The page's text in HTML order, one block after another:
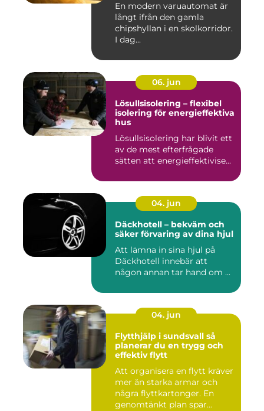
En modern varuautomat är
långt ifrån den gamla
chipshyllan i en skolkorridor.
I dag...
06. jun
Lösullsisolering – flexibel
isolering för energieffektiva
hus
Lösullsisolering har blivit ett
av de mest efterfrågade
sätten att energieffektivise...
04. jun
Däckhotell – bekväm och
säker förvaring av dina hjul
Att lämna in sina hjul på
Däckhotell innebär att
någon annan tar hand om ...
04. jun
Flytthjälp i sundsvall så
planerar du en trygg och
effektiv flytt
Att organisera en flytt kräver
mer än starka armar och
några flyttkartonger. En
genomtänkt plan spar...